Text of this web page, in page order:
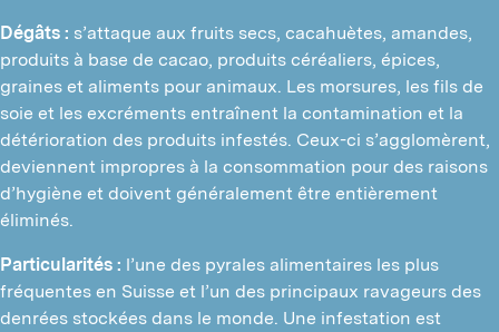
Dégâts : s’attaque aux fruits secs, cacahuètes, amandes,
produits à base de cacao, produits céréaliers, épices,
graines et aliments pour animaux. Les morsures, les fils de
soie et les excréments entraînent la contamination et la
détérioration des produits infestés. Ceux-ci s’agglomèrent,
deviennent impropres à la consommation pour des raisons
d’hygiène et doivent généralement être entièrement
éliminés.
Particularités : l’une des pyrales alimentaires les plus
fréquentes en Suisse et l’un des principaux ravageurs des
denrées stockées dans le monde. Une infestation est